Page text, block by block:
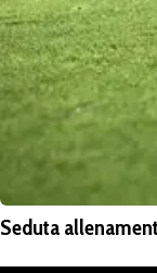
Seduta